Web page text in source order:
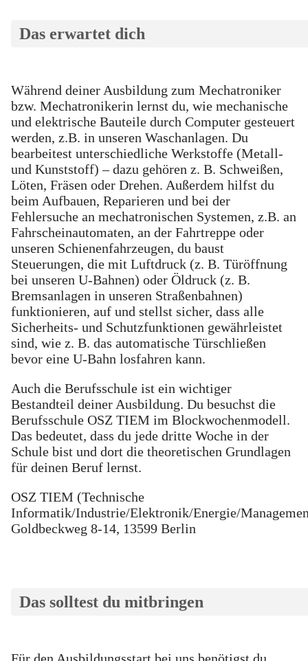
Das erwartet dich
Während deiner Ausbildung zum Mechatroniker
bzw. Mechatronikerin lernst du, wie mechanische
und elektrische Bauteile durch Computer gesteuert
werden, z.B. in unseren Waschanlagen. Du
bearbeitest unterschiedliche Werkstoffe (Metall-
und Kunststoff) – dazu gehören z. B. Schweißen,
Löten, Fräsen oder Drehen. Außerdem hilfst du
beim Aufbauen, Reparieren und bei der
Fehlersuche an mechatronischen Systemen, z.B. an
Fahrscheinautomaten, an der Fahrtreppe oder
unseren Schienenfahrzeugen, du baust
Steuerungen, die mit Luftdruck (z. B. Türöffnung
bei unseren U-Bahnen) oder Öldruck (z. B.
Bremsanlagen in unseren Straßenbahnen)
funktionieren, auf und stellst sicher, dass alle
Sicherheits- und Schutzfunktionen gewährleistet
sind, wie z. B. das automatische Türschließen
bevor eine U-Bahn losfahren kann.
Auch die Berufsschule ist ein wichtiger
Bestandteil deiner Ausbildung. Du besuchst die
Berufsschule OSZ TIEM im Blockwochenmodell.
Das bedeutet, dass du jede dritte Woche in der
Schule bist und dort die theoretischen Grundlagen
für deinen Beruf lernst.
OSZ TIEM (Technische
Informatik/Industrie/Elektronik/Energie/
Goldbeckweg 8-14, 13599 Berlin
Das solltest du mitbringen